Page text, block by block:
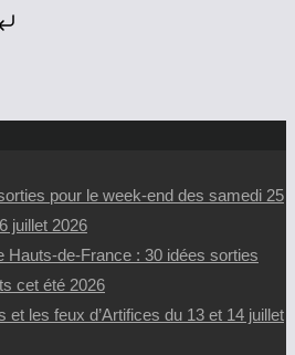
pour le week-end des samedi 25
juillet 2026
Hauts-de-France : 30 idées sorties
cet été 2026
et les feux d’Artifices du 13 et 14 juillet